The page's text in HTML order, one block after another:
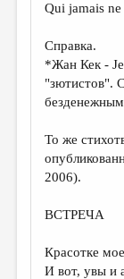
Qui jamais
Справка.
*Жан Кек -
"зютистов".
То же
2006).
ВСТРЕЧА
Красотке
И вот, увы и